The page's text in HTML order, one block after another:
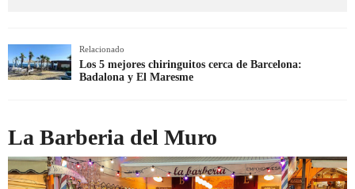
Relacionado
Los 5 mejores chiringuitos cerca de Barcelona:
Badalona y El Maresme
La Barberia del Muro